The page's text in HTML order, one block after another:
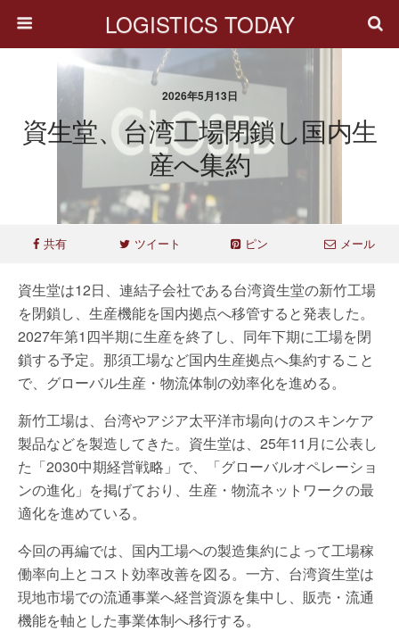
LOGISTICS TODAY
2026年5月13日
資生堂、台湾工場閉鎖し国内生
産へ集約
共有 ツイート ピン メール
資生堂は12日、連結子会社である台湾資生堂の新竹工場
を閉鎖し、生産機能を国内拠点へ移管すると発表した。
2027年第1四半期に生産を終了し、同年下期に工場を閉
鎖する予定。那須工場など国内生産拠点へ集約すること
で、グローバル生産・物流体制の効率化を進める。
新竹工場は、台湾やアジア太平洋市場向けのスキンケア
製品などを製造してきた。資生堂は、25年11月に公表し
た「2030中期経営戦略」で、「グローバルオペレーショ
ンの進化」を掲げており、生産・物流ネットワークの最
適化を進めている。
今回の再編では、国内工場への製造集約によって工場稼
働率向上とコスト効率改善を図る。一方、台湾資生堂は
現地市場での流通事業へ経営資源を集中し、販売・流通
機能を軸とした事業体制へ移行する。